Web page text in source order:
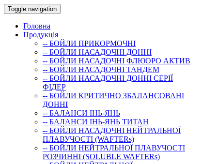
Toggle navigation
Головна
Продукція
-- БОЙЛИ ПРИКОРМОЧНI
-- БОЙЛИ НАСАДОЧНI ДОННI
-- БОЙЛИ НАСАДОЧНІ ФЛЮОРО АКТИВ
-- БОЙЛИ НАСАДОЧНІ ТАНДЕМ
-- БОЙЛИ НАСАДОЧНI ДОННI СЕРIÏ
ФIДЕР
-- БОЙЛИ КРИТИЧНО ЗБАЛАНСОВАНІ
ДОННІ
-- БАЛАНСИ ІНЬ-ЯНЬ
-- БАЛАНСИ ІНЬ-ЯНЬ ТИТАН
-- БОЙЛИ НАСАДОЧНI НЕЙТРАЛЬНОÏ
ПЛАВУЧОСТI (WAFTERs)
-- БОЙЛИ НЕЙТРАЛЬНОЇ ПЛАВУЧОСТІ
РОЗЧИННІ (SOLUBLE WAFTERs)